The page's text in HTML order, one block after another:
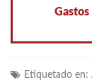
Etiquetado en: